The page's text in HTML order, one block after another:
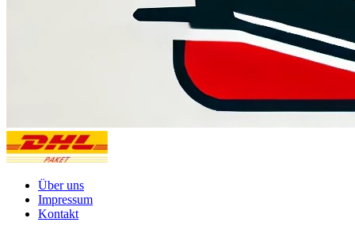
Über uns
Impressum
Kontakt